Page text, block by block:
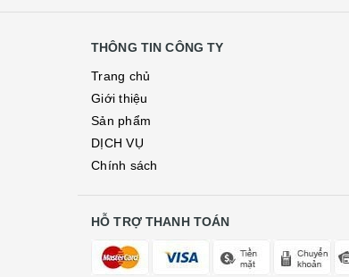
THÔNG TIN CÔNG TY
Trang chủ
Giới thiệu
Sản phẩm
DỊCH VỤ
Chính sách
HỖ TRỢ THANH TOÁN